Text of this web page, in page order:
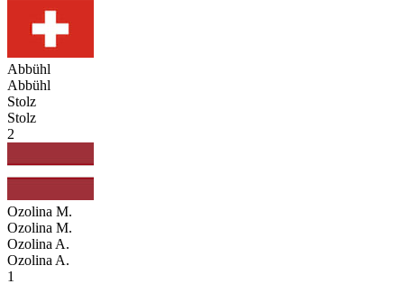
Abbühl
Abbühl
Stolz
Stolz
2
Ozolina M.
Ozolina M.
Ozolina A.
Ozolina A.
1